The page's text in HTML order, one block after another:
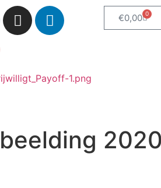
€0,00 0